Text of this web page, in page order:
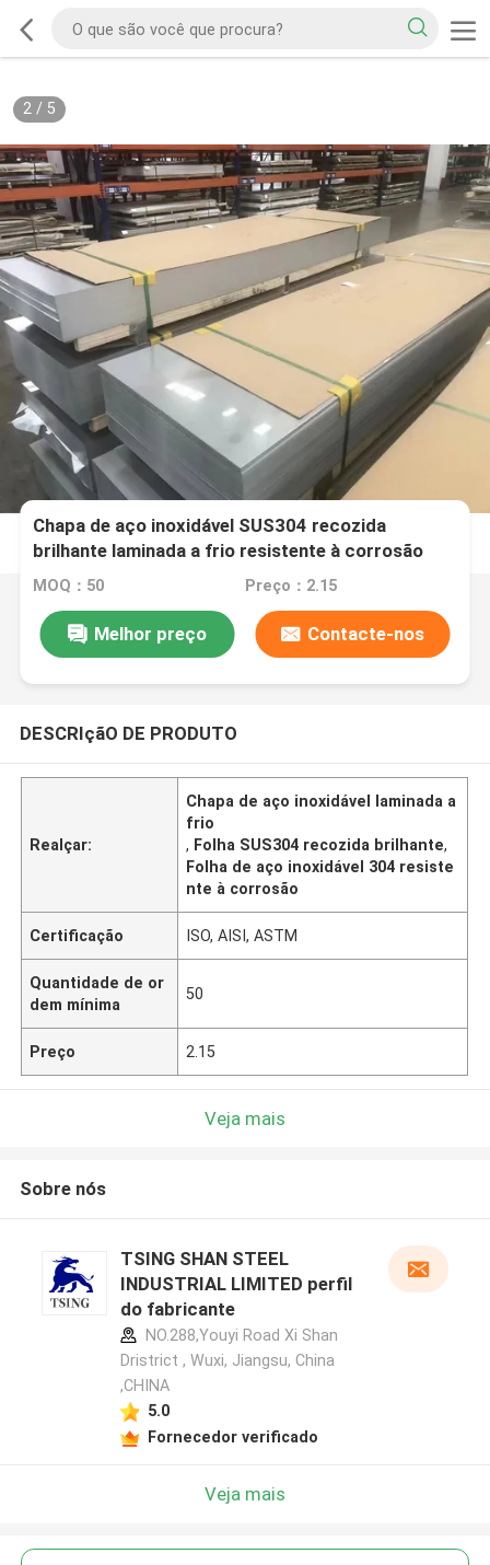
2/ 5
Chapa de aço inoxidável SUS304 recozida
brilhante laminada a frio resistente à corrosão
para uso industrial
MOQ：50 Preço：2.15
Melhor preço Contacte-nos
DESCRIçãO DE PRODUTO
Realçar:
Chapa de aço inoxidável laminada a
frio
, Folha SUS304 recozida brilhante,
Folha de aço inoxidável 304 resiste
nte à corrosão
Certificação ISO, AISI, ASTM
Quantidade de or
dem mínima
50
Preço 2.15
Veja mais
Sobre nós
TSING SHAN STEEL
INDUSTRIAL LIMITED perfil
do fabricante
NO.288,Youyi Road Xi Shan
Dristrict , Wuxi, Jiangsu, China
,CHINA
5.0
Fornecedor verificado
Veja mais